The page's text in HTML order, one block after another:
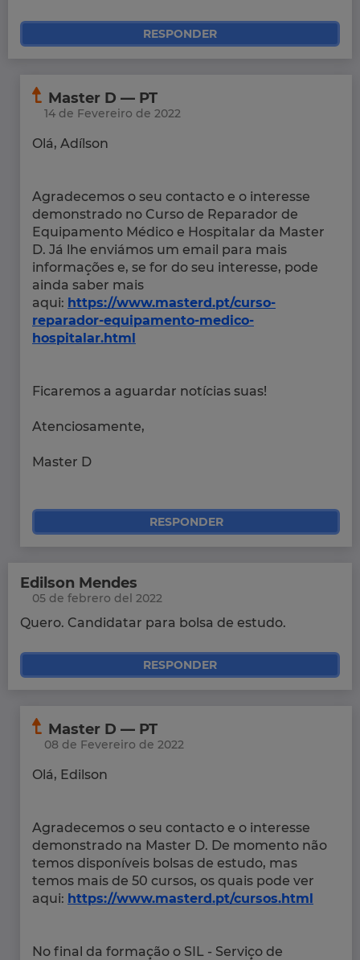
RESPONDER
Master D — PT
14 de Fevereiro de 2022
Olá, Adílson
Agradecemos o seu contacto e o interesse
demonstrado no Curso de Reparador de
Equipamento Médico e Hospitalar da Master
D. Já lhe enviámos um email para mais
informações e, se for do seu interesse, pode
ainda saber mais
aqui: https://www.masterd.pt/curso-
reparador-equipamento-medico-
hospitalar.html
Ficaremos a aguardar notícias suas!
Atenciosamente,
Master D
RESPONDER
Edilson Mendes
05 de febrero del 2022
Quero. Candidatar para bolsa de estudo.
RESPONDER
Master D — PT
08 de Fevereiro de 2022
Olá, Edilson
Agradecemos o seu contacto e o interesse
demonstrado na Master D. De momento não
temos disponíveis bolsas de estudo, mas
temos mais de 50 cursos, os quais pode ver
aqui: https://www.masterd.pt/cursos.html
No final da formação o SIL - Serviço de